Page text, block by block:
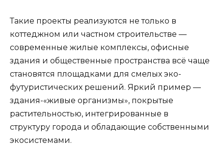
Такие проекты реализуются не только в
коттеджном или частном строительстве —
современные жилые комплексы, офисные
здания и общественные пространства всё чаще
становятся площадками для смелых эко-
футуристических решений. Яркий пример —
здания-«живые организмы», покрытые
растительностью, интегрированные в
структуру города и обладающие собственными
экосистемами.